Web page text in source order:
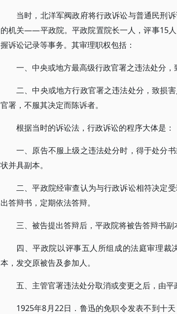
当时，北洋军阀政府将行政诉讼与普通民刑
的机关——平政院。平政院置院长一人，评事15
握诉讼记录等事务。其审理职权包括：
一、中央或地方最高级行政官署之违法处分，
二、中央或地方行政官署之违法处分，致损
官署，不服其决定而陈诉者。
根据当时的诉讼法，行政诉讼的程序大体是：
一、原告不服上级之违法处分时，得于处分
状并具副本。
二、平政院经审查认为与行政诉讼相符决定
出答辩书，定期依法答辩。
三、被告提出答辩后，平政院将被告答辩书
四、平政院以评事五人所组成的法庭审理
本，发交原被告及参加人。
五、主管官署违法处分取消或变更之后，由平
1925年8月22日．鲁迅的免职令发表不到十